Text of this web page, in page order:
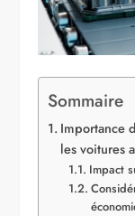
Sommaire
Importance
les voitures
Impact